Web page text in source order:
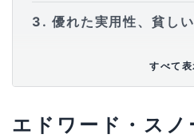
3 優れた実用性、貧し
すべて
エドワード・ス